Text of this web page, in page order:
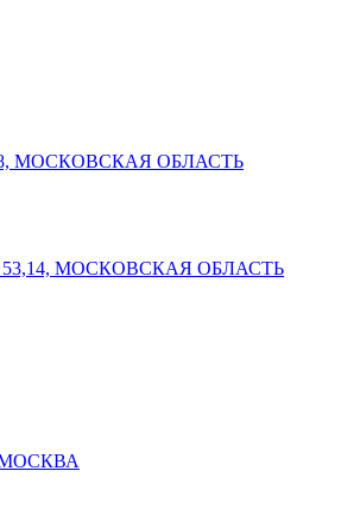
МОСКОВСКАЯ ОБЛАСТЬ
МОСКОВСКАЯ ОБЛАСТЬ